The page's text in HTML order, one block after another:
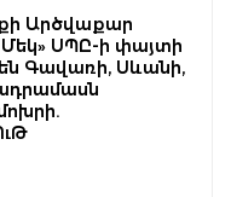
Արծվաքար
ՍՊԸ-ի փայտի
Գավառի, Սևանի,